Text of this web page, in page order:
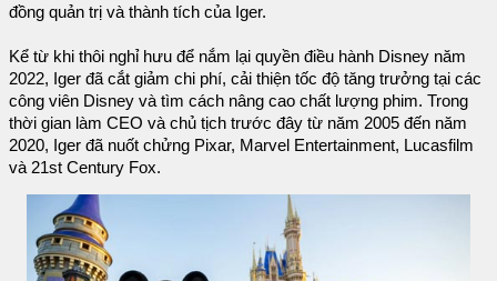
đồng quản trị và thành tích của Iger.
Kể từ khi thôi nghỉ hưu để nắm lại quyền điều hành Disney năm
2022, Iger đã cắt giảm chi phí, cải thiện tốc độ tăng trưởng tại các
công viên Disney và tìm cách nâng cao chất lượng phim. Trong
thời gian làm CEO và chủ tịch trước đây từ năm 2005 đến năm
2020, Iger đã nuốt chửng Pixar, Marvel Entertainment, Lucasfilm
và 21st Century Fox.